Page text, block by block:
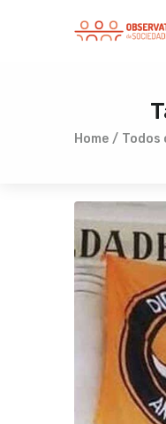
Home Todos
Sobre
Contato